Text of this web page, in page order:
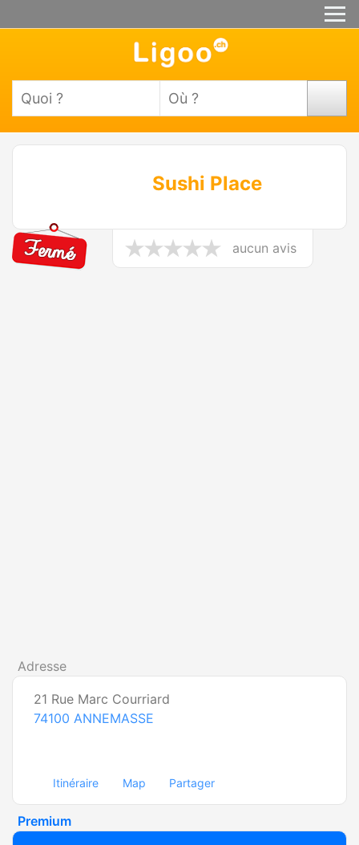
Sushi Place
aucun avis
Adresse
21 Rue Marc Courriard
74100 ANNEMASSE
Itinéraire Map Partager
Premium